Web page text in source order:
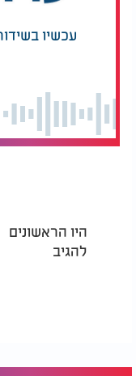
ניקוי בובות
לפני שמכניסים
לבדוק את
בבובה מנגנון קול
כאלה שיש בהן
ניקוי בקיטור.
ולייבש באוויר,
צעצועי עץ יפים
עכשיו
היו הראשונים
להגיב